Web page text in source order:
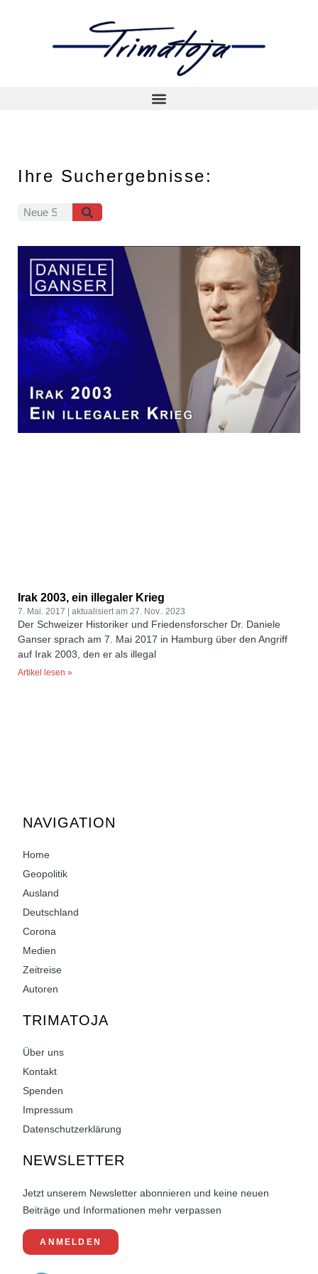
Ihre Suchergebnisse:
Irak 2003, ein illegaler Krieg
7. Mai. 2017 27. Nov.. 2023
Der Schweizer Historiker und Friedensforscher Dr. Daniele
Ganser sprach am 7. Mai 2017 in Hamburg über den Angriff
auf Irak 2003, den er als illegal
Artikel lesen »
NAVIGATION
Home
Geopolitik
Ausland
Deutschland
Corona
Medien
Zeitreise
Autoren
TRIMATOJA
Über uns
Kontakt
Spenden
Impressum
Datenschutzerklärung
NEWSLETTER
Jetzt unserem Newsletter abonnieren und keine neuen
Beiträge und Informationen mehr verpassen
ANMELDEN